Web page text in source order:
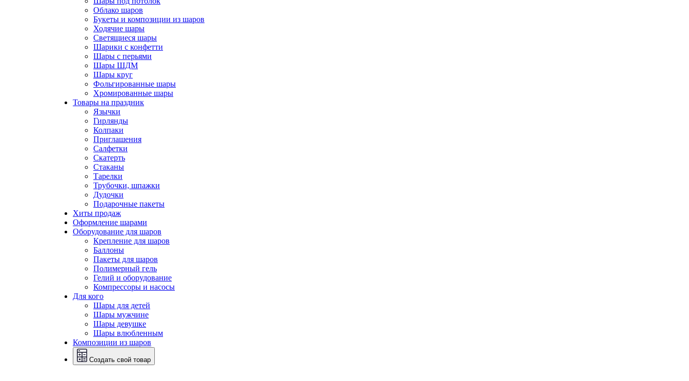
Облако шаров
Букеты и композиции из шаров
Ходячие шары
Светящиеся шары
Шарики с конфетти
Шары с перьями
Шары ШДМ
Шары круг
Фольгированные шары
Хромированные шары
Товары на праздник
Язычки
Гирлянды
Колпаки
Приглашения
Салфетки
Скатерть
Стаканы
Тарелки
Трубочки, шпажки
Дудочки
Подарочные пакеты
Хиты продаж
Оформление шарами
Оборудование для шаров
Крепление для шаров
Баллоны
Пакеты для шаров
Полимерный гель
Гелий и оборудование
Компрессоры и насосы
Для кого
Шары для детей
Шары мужчине
Шары девушке
Шары влюбленным
Композиции из шаров
Создать свой товар